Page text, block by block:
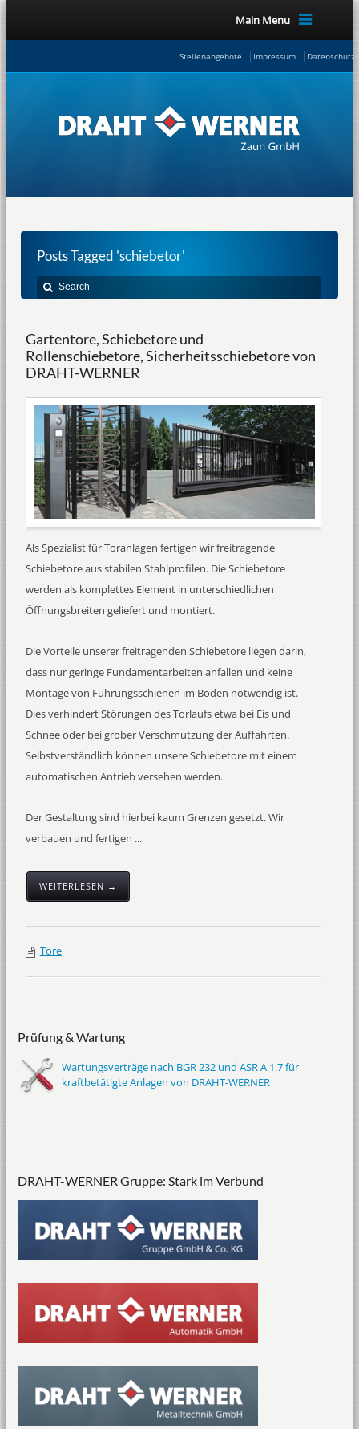
Main Menu
Stellenangebote Impressum
Posts Tagged 'schiebetor'
Gartentore, Schiebetore und
Rollenschiebetore, Sicherheitsschiebetore von
DRAHT-WERNER
Als Spezialist für Toranlagen fertigen wir freitragende
Schiebetore aus stabilen Stahlprofilen. Die Schiebetore
werden als komplettes Element in unterschiedlichen
Öffnungsbreiten geliefert und montiert.
Die Vorteile unserer freitragenden Schiebetore liegen darin,
dass nur geringe Fundamentarbeiten anfallen und keine
Montage von Führungsschienen im Boden notwendig ist.
Dies verhindert Störungen des Torlaufs etwa bei Eis und
Schnee oder bei grober Verschmutzung der Auffahrten.
Selbstverständlich können unsere Schiebetore mit einem
automatischen Antrieb versehen werden.
Der Gestaltung sind hierbei kaum Grenzen gesetzt. Wir
verbauen und fertigen ...
WEITERLESEN →
Tore
Prüfung & Wartung
Wartungsverträge nach BGR 232 und ASR A 1.7 für
kraftbetätigte Anlagen von DRAHT-WERNER
DRAHT-WERNER Gruppe: Stark im Verbund